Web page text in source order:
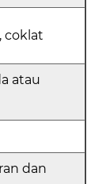
coklat
atau
dan